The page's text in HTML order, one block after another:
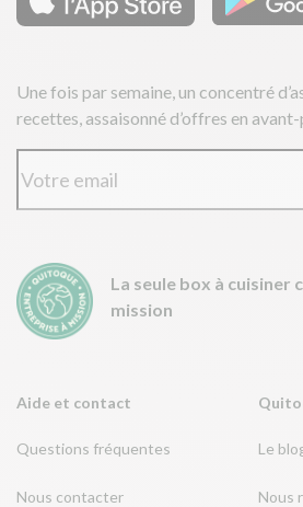
Aide et contact
Questions fréquentes
Nous contacter
Le
Nous
Une fois par semaine, un concentré
recettes, assaisonné d’offres en
La seule box à cuisiner
mission